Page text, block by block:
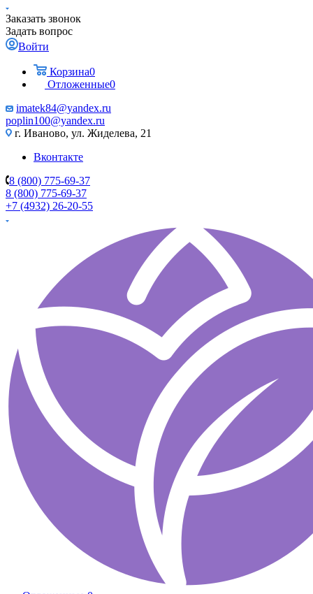
Заказать звонок
Задать вопрос
Войти
Корзина0
Отложенные0
imatek84@yandex.ru
poplin100@yandex.ru
г. Иваново, ул. Жиделева, 21
Вконтакте
8 (800) 775-69-37
8 (800) 775-69-37
+7 (4932) 26-20-55